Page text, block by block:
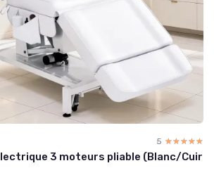
5 ☆☆☆☆☆
★★★★★
3 moteurs pliable (Blanc/Cuir